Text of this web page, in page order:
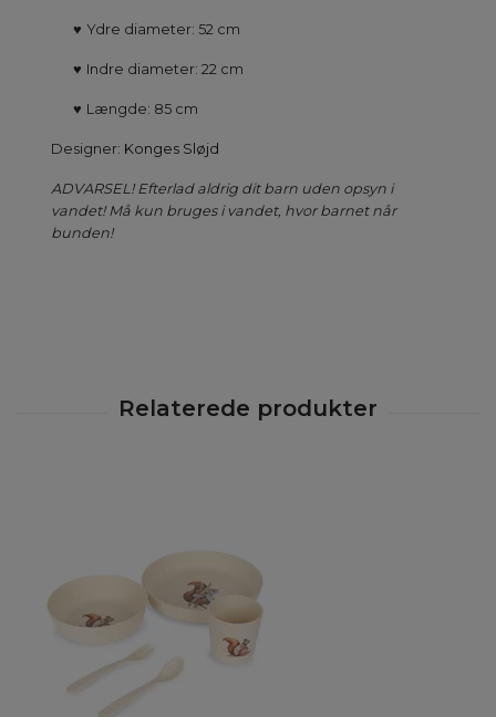
♥ Ydre diameter: 52 cm
♥ Indre diameter: 22 cm
♥ Længde: 85 cm
Designer: Konges Sløjd
ADVARSEL! Efterlad aldrig dit barn uden opsyn i
vandet! Må kun bruges i vandet, hvor barnet når
bunden!